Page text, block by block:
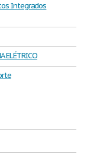
Integrados
ELÉTRICO